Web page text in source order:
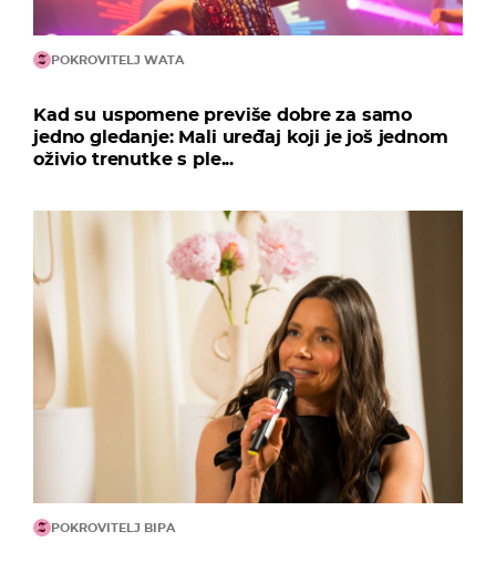
POKROVITELJ WATA
Kad su uspomene previše dobre za samo
jedno gledanje: Mali uređaj koji je još jednom
oživio trenutke s ple...
POKROVITELJ BIPA